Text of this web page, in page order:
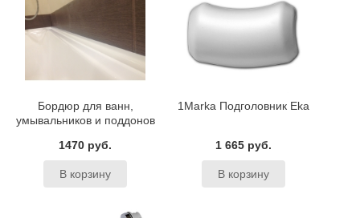
Бордюр для ванн,
умывальников и поддонов
1470 руб.
1Marka Подголовник Eka
1 665 руб.